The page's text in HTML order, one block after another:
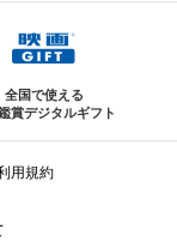
全国で使える
賞デジタルギフト
用規約